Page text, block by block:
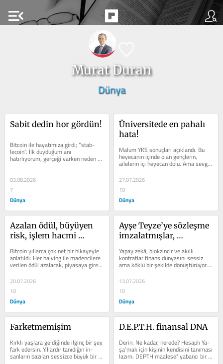
menu_open
Murat Duran
Dünya
Sabit dedin hor gördün!
Bitcoin ile hayatı­mıza girdi; “stab­
lecoin”. İlk duyduğum anı
hatırlıyorum, ger­çeği varken neden
ki­min ürettiği bilinme­yen...
03.08.2026
7
Dünya
Üniversitede en pahalı
hata!
Malum YKS sonuçları açık­landı. Bu
heyecanın içinde olan gençlerin,
ailelerin içi heye­can dolu. Ama sevgili
Aday, yeni bir yolculuğun ilk...
27.07.2026
10
Dünya
Azalan ödül, büyüyen
risk, işlem hacmi
Bitcoin yıllarca çok net bir hikayeyle
anla­tıldı: Her halving ile madencilere
verilen ödül azalacak, piyasaya giren
yeni arz darala­cak ve bu...
20.07.2026
10
Dünya
Ayşe Teyze’ye sözleşme
imzalatmışlar,
Yapay zekâ, blokzincir ve akıllı
kontratlar finans dünyasını sessiz
ama köklü bir şekilde dönüştürüyor.
Bugün hisse senedi alırken...
13.07.2026
10
Dünya
Farketmemişim
Kırklı yaşlara geldiğinde ilginç bir şey
fark edersin. Yıllardır tanıdığın in­
sanların bazıları sessizce büyük bir
D.E.P.T.H. finansal DNA
Derin. Ne kadar, nerede? Hesaplı Ya­
şa’mak için kişinin kendisini tanı­ması
lazım. DEPTH maalesef yabancı bir